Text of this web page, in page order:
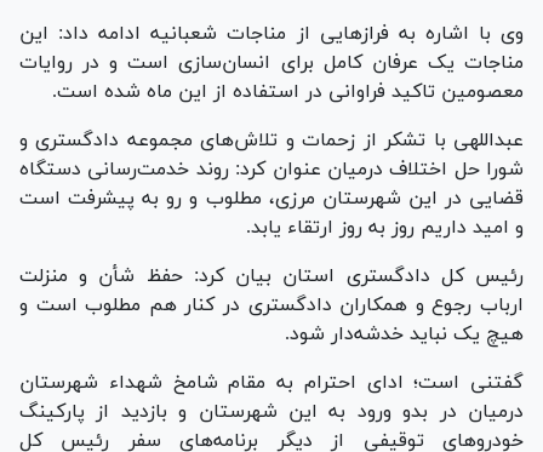
وی با اشاره به فراز‌هایی از مناجات شعبانیه ادامه داد: این
مناجات یک عرفان کامل برای انسان‌سازی است و در روایات
معصومین تاکید فراوانی در استفاده از این ماه شده است.
عبداللهی با تشکر از زحمات و تلاش‌های مجموعه دادگستری و
شورا حل اختلاف درمیان عنوان کرد: روند خدمت‌رسانی دستگاه
قضایی در این شهرستان مرزی، مطلوب و رو به پیشرفت است
و امید داریم روز به روز ارتقاء یابد.
رئیس کل دادگستری استان بیان کرد: حفظ شأن و منزلت
ارباب رجوع و همکاران دادگستری در کنار هم مطلوب است و
هیچ یک نباید خدشه‌دار شود.
گفتنی است؛ ادای احترام به مقام شامخ شهداء شهرستان
درمیان در بدو ورود به این شهرستان و بازدید از پارکینگ
خودرو‌های توقیفی از دیگر برنامه‌های سفر رئیس کل